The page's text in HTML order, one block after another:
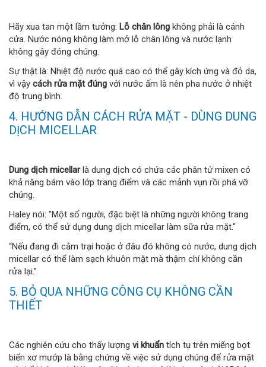
Hãy xua tan một lầm tưởng: Lỗ chân lông không phải là cánh
cửa. Nước nóng không làm mở lỗ chân lông và nước lạnh
không gây đóng chúng.
Sự thật là: Nhiệt độ nước quá cao có thể gây kích ứng và đỏ da,
vì vậy cách rửa mặt đúng với nước ấm là nên pha nước ở nhiệt
độ trung bình.
4. HƯỚNG DẪN CÁCH RỬA MẶT - DÙNG DUNG
DỊCH MICELLAR
Dung dịch micellarlà dung dịch có chứa các phân tử mixen có
khả năng bám vào lớp trang điểm và các mảnh vụn rồi phá vỡ
chúng.
Haley nói: "Một số người, đặc biệt là những người không trang
điểm, có thể sử dụng dung dịch micellar làm sữa rửa mặt."
“Nếu đang đi cắm trại hoặc ở đâu đó không có nước, dung dịch
micellar có thể làm sạch khuôn mặt mà thậm chí không cần
rửa lại.”
5. BỎ QUA NHỮNG CÔNG CỤ KHÔNG CẦN
THIẾT
Các nghiên cứu cho thấy lượng vi khuẩn tích tụ trên miếng bọt
biển xơ mướp là bằng chứng về việc sử dụng chúng để rửa mặt